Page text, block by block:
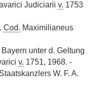
Judiciarii v. 1753
Cod. Maximilianeus
Bayern unter d. Geltung
v. 1751, 1968. -
W. F. A.